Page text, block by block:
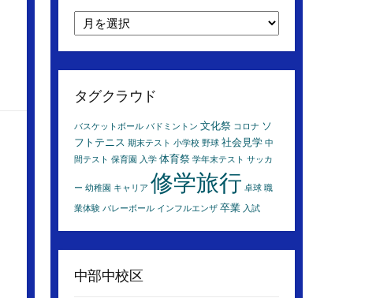
別
ア
ー
イ
タグクラウド
バスケットボール バドミントン 文化祭 コロナ ソ
フトテニス 期末テスト 小学校 野球 社会見学 中
間テスト 保育園 入学 体育祭 学年末テスト サッカ
ー 幼稚園 キャリア 修学旅行 卓球 職
業体験 バレーボール インフルエンザ 卒業 入試
中部中校区